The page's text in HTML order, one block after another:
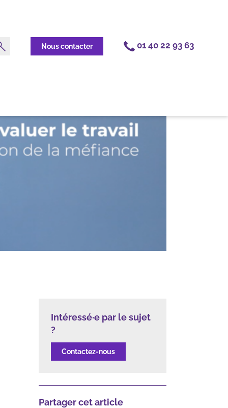
Nous contacter 01 40 22 93 63
Intéressé·e par le sujet
?
Contactez-nous
Partager cet article